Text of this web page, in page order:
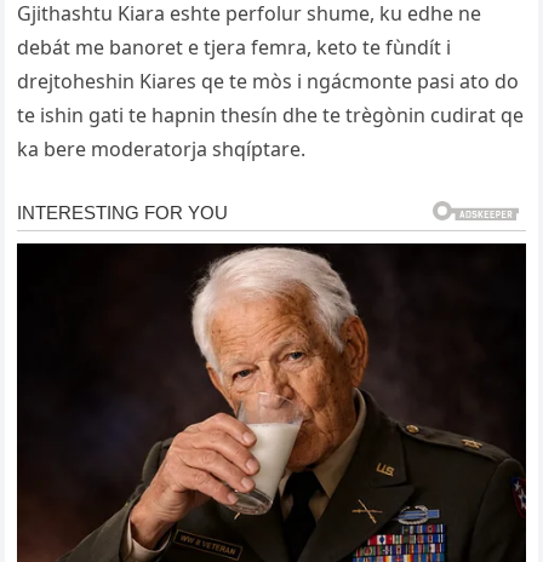
Gjithashtu Kiara eshte perfolur shume, ku edhe ne
debát me banoret e tjera femra, keto te fùndít i
drejtoheshin Kiares qe te mòs i ngácmonte pasi ato do
te ishin gati te hapnin thesín dhe te trègònin cudirat qe
ka bere moderatorja shqíptare.